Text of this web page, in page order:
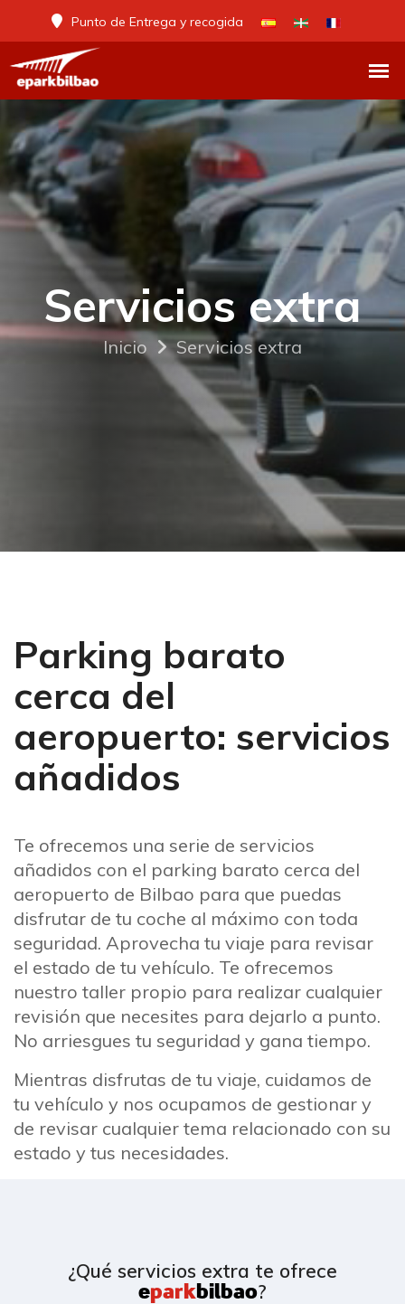
Punto de Entrega y recogida
Servicios extra
Inicio Servicios extra
Parking barato
cerca del
aeropuerto: servicios
añadidos
Te ofrecemos una serie de servicios
añadidos con el parking barato cerca del
aeropuerto de Bilbao para que puedas
disfrutar de tu coche al máximo con toda
seguridad. Aprovecha tu viaje para revisar
el estado de tu vehículo. Te ofrecemos
nuestro taller propio para realizar cualquier
revisión que necesites para dejarlo a punto.
No arriesgues tu seguridad y gana tiempo.
Mientras disfrutas de tu viaje, cuidamos de
tu vehículo y nos ocupamos de gestionar y
de revisar cualquier tema relacionado con su
estado y tus necesidades.
¿Qué servicios extra te ofrece
eparkbilbao?